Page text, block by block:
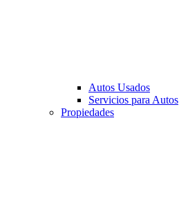
Autos Usados
Servicios para Autos
Propiedades